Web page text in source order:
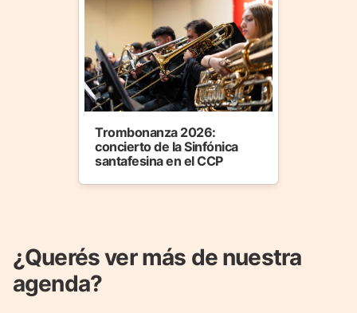
Trombonanza 2026:
concierto de la Sinfónica
santafesina en el CCP
¿Querés ver más de nuestra
agenda?